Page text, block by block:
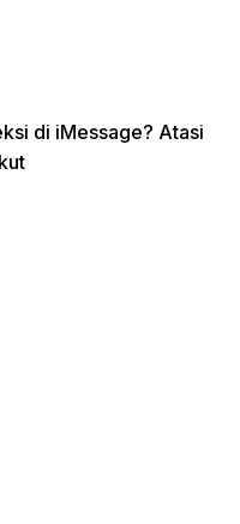
di iMessage? Atasi